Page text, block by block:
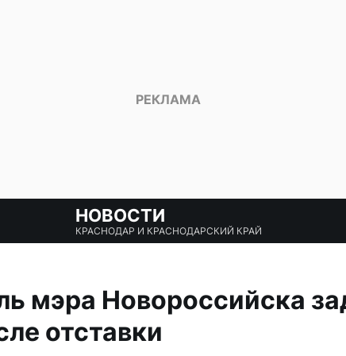
НОВОСТИ
КРАСНОДАР И КРАСНОДАРСКИЙ КРАЙ
мэра Новороссийска
отставки